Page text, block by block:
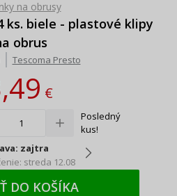
na obrusy
ks. biele - plastové klipy
obrus
Tescoma Presto
€
Posledný
kus!
zajtra
streda 12.08
DO KOŠÍKA